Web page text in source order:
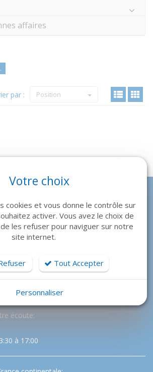
affaires
par : Position
NOUS AIDE A MIEUX VOUS
écoute:
à 17:00
Votre choix
cookies et vous donne le contrôle sur
activer. Vous avez le choix de
les refuser pour naviguer sur notre
site internet.
Tout Accepter
Personnaliser